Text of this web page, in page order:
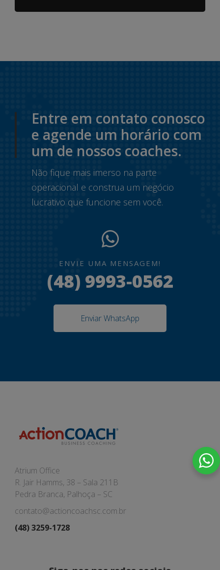
Entre em contato conosco
e agende um horário com
um de nossos coaches.
Não fique mais imerso na parte
operacional e construa um negócio
lucrativo que funcione sem você.
ENVIE UMA MENSAGEM!
(48) 9993-0562
Enviar WhatsApp
Atrium Office
R. Jair Hamms, 38 – Sala 211B
Pedra Branca, Palhoça – SC
contato@actioncoachsc.com.br
(48) 3259-1728